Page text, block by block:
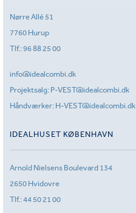
Nørre Allé 51
7760 Hurup
Tlf.:96 88 25 00
info@idealcombi.dk
Projektsalg: P-VEST@idealcombi.dk
Håndværker: H-VEST@idealcombi.dk
IDEALHUSET KØBENHAVN
Arnold Nielsens Boulevard 134
2650 Hvidovre
Tlf.:44 50 21 00